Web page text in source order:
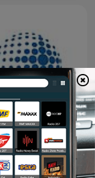
Ośrodek Studiów